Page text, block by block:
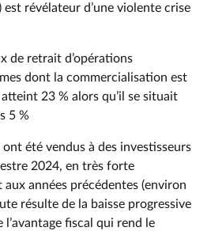
révélateur d’une violente crise
de retrait d’opérations
dont la commercialisation est
23 % alors qu’il se situait
5 %
été vendus à des investisseurs
2024, en très forte
années précédentes (environ
résulte de la baisse progressive
l’avantage fiscal qui rend le